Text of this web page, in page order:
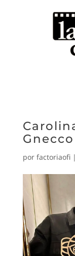
Gnecco
por factoriaofi|